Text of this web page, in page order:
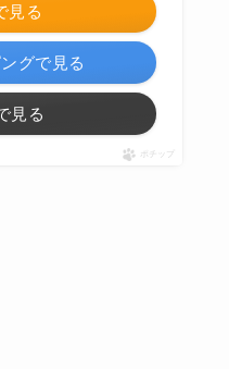
見る
グで見る
見る
ポチップ